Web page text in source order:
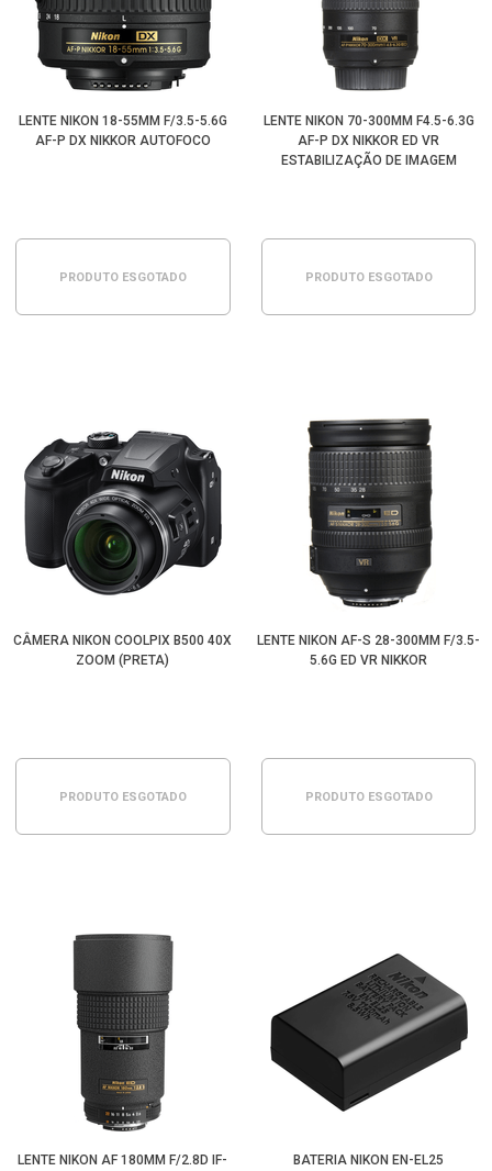
LENTE NIKON 18-55MM F/3.5-5.6G
AF-P DX NIKKOR AUTOFOCO
PRODUTO ESGOTADO
LENTE NIKON 70-300MM F4.5-6.3G
AF-P DX NIKKOR ED VR
ESTABILIZAÇÃO DE IMAGEM
PRODUTO ESGOTADO
CÂMERA NIKON COOLPIX B500 40X
ZOOM (PRETA)
PRODUTO ESGOTADO
LENTE NIKON AF-S 28-300MM F/3.5-
5.6G ED VR NIKKOR
PRODUTO ESGOTADO
LENTE NIKON AF 180MM F/2.8D IF-
BATERIA NIKON EN-EL25